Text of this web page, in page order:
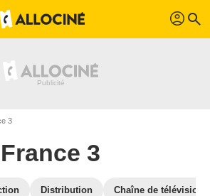
profil search
3
France 3
Distribution Chaîne de télévision